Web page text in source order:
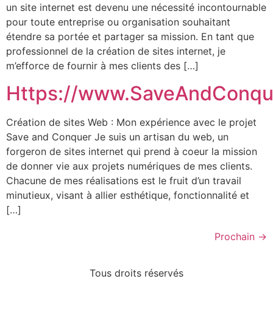
un site internet est devenu une nécessité incontournable
pour toute entreprise ou organisation souhaitant
étendre sa portée et partager sa mission. En tant que
professionnel de la création de sites internet, je
m’efforce de fournir à mes clients des […]
Https://
Création de sites Web : Mon expérience avec le projet
Save and Conquer Je suis un artisan du web, un
forgeron de sites internet qui prend à coeur la mission
de donner vie aux projets numériques de mes clients.
Chacune de mes réalisations est le fruit d’un travail
minutieux, visant à allier esthétique, fonctionnalité et
[…]
Prochain →
Tous droits réservés